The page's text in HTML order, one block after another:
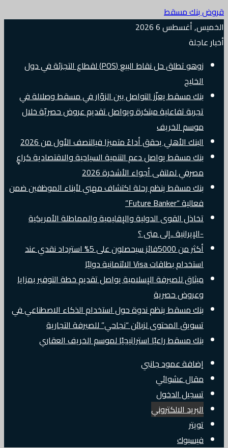
قروض بنك مسقط
الخميس, أغسطس 6 2026
أخبار عاجلة
زوهو تطلق حل نقاط البيع (POS) لقطاع التجزئة في دول
الخليج
بنك مسقط يعزّز التواصل بين الزوّار في مسقط وصلالة في
تجربة تفاعلية مبتكرة ويواصل تقديم عروض حصريّة خلال
موسم الخريف
البنك الأهلي يحقق أداءً متميزا فيالنصف الأول من 2026
بنك مسقط يواصل دعم التنمية السياحية والاقتصادية كراعٍ
مصرفي لملتقى أجواء الأشخرة 2026
بنك مسقط ينظم رحلة اكتشاف مهني لأبناء الموظفين ضمن
فعالية “Future Banker”
تخاذل القوى الدولية والإقليمية والمماطلة الأمريكية
-الإيرانية ..إلى متى ؟
أكثر من 5000فائز سيحصلون على 5% استرداد نقدي عند
استخدام بطاقات Visa الائتمانية دوليًا
ميثاق للصيرفة الإسلامية يواصل تقديم خطة التوفير بمزايا
وعروض حصرية
بنك مسقط ينظم ندوة حول استخدام الذكاء الاصطناعي في
تسويق المحتوى لزبائن “نجاحي” للصيرفة التجارية
بنك مسقط راعيًا استراتيجيًا لموسم الخريف العقاري
إضافة عمود جانبي
مقال عشوائي
تسجيل الدخول
البريد الالكتروني
تويتر
فيسبوك